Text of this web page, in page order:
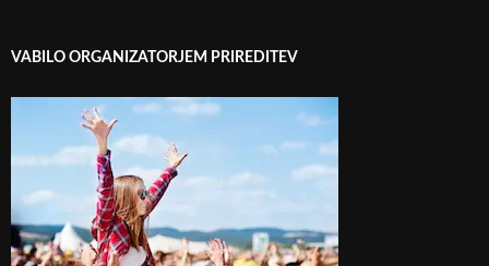
VABILO ORGANIZATORJEM PRIREDITEV